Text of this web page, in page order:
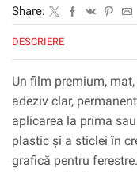
45,72
m
Share:
DESCRIERE
Un film premium,
adeziv clar,
aplicarea la prima
plastic și a sticlei în
grafică pentru